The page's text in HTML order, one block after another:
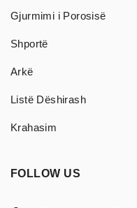
Gjurmimi i Porosisë
Shportë
Arkë
Listë Dëshirash
Krahasim
FOLLOW US